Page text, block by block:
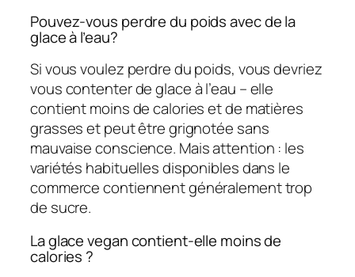
Pouvez-vous perdre du poids avec de la
glace à l’eau?
Si vous voulez perdre du poids, vous devriez
vous contenter de glace à l’eau – elle
contient moins de calories et de matières
grasses et peut être grignotée sans
mauvaise conscience. Mais attention : les
variétés habituelles disponibles dans le
commerce contiennent généralement trop
de sucre.
La glace vegan contient-elle moins de
calories ?